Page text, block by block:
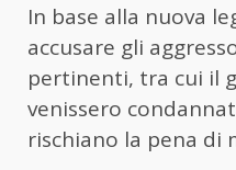
In base alla nuova
accusare gli
pertinenti, tra cui il
venissero
rischiano la pena di